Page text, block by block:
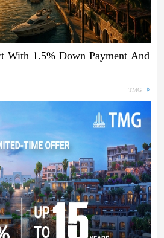
With 1.5% Down Payment And
TMG